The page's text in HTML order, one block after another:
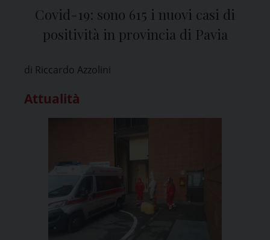
Covid-19: sono 615 i nuovi casi di
positività in provincia di Pavia
di Riccardo Azzolini
Attualità